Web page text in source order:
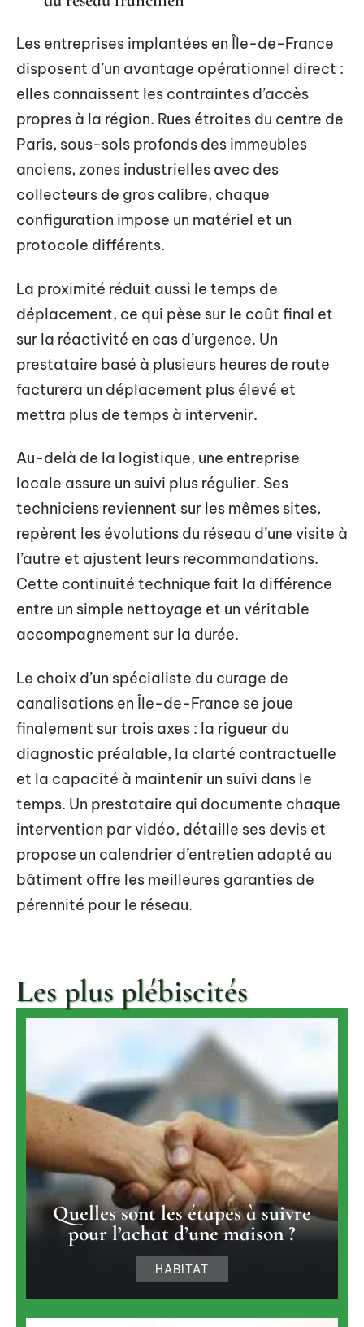
Les entreprises implantées en Île-de-France
disposent d’un avantage opérationnel direct :
elles connaissent les contraintes d’accès
propres à la région. Rues étroites du centre de
Paris, sous-sols profonds des immeubles
anciens, zones industrielles avec des
collecteurs de gros calibre, chaque
configuration impose un matériel et un
protocole différents.
La proximité réduit aussi le temps de
déplacement, ce qui pèse sur le coût final et
sur la réactivité en cas d’urgence. Un
prestataire basé à plusieurs heures de route
facturera un déplacement plus élevé et
mettra plus de temps à intervenir.
Au-delà de la logistique, une entreprise
locale assure un suivi plus régulier. Ses
techniciens reviennent sur les mêmes sites,
repèrent les évolutions du réseau d’une visite à
l’autre et ajustent leurs recommandations.
Cette continuité technique fait la différence
entre un simple nettoyage et un véritable
accompagnement sur la durée.
Le choix d’un spécialiste du curage de
canalisations en Île-de-France se joue
finalement sur trois axes : la rigueur du
diagnostic préalable, la clarté contractuelle
et la capacité à maintenir un suivi dans le
temps. Un prestataire qui documente chaque
intervention par vidéo, détaille ses devis et
propose un calendrier d’entretien adapté au
bâtiment offre les meilleures garanties de
pérennité pour le réseau.
Les plus plébiscités
Quelles sont les étapes à suivre
pour l’achat d’une maison ?
HABITAT